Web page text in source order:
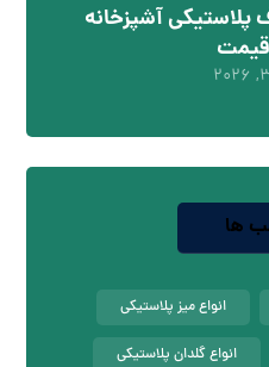
آشپزخانه
قیمت
ها
انواع میز پلاستیکی
انواع گلدان پلاستیکی